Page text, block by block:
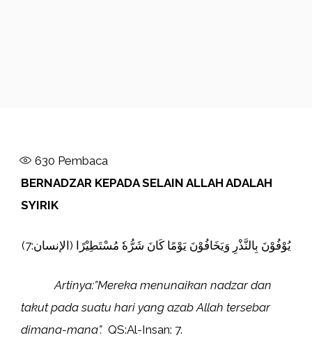
630 Pembaca
BERNADZAR KEPADA SELAIN ALLAH ADALAH
SYIRIK
يُوْفُوْنَ بِالنَّذْرِ وَيَخَافُوْنَ يَوْمًا كَانَ شَرُّهٗ مُسْتَطِيْرًا (الإنسان:7)
Artinya:”Mereka menunaikan nadzar dan
takut pada suatu hari yang azab Allah tersebar
dimana-mana”. QS:Al-Insan: 7.